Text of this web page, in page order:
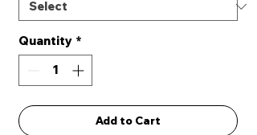
Quantity *
Add to Cart